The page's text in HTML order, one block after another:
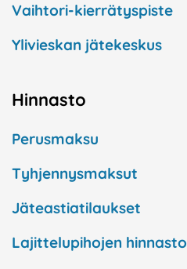
Vaihtori-kierrätyspiste
Ylivieskan jätekeskus
Hinnasto
Perusmaksu
Tyhjennysmaksut
Jäteastiatilaukset
Lajittelupihojen hinnasto